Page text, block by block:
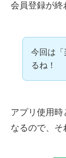
会員登録が終
今回は
るね！
アプリ使用
なるので、そ